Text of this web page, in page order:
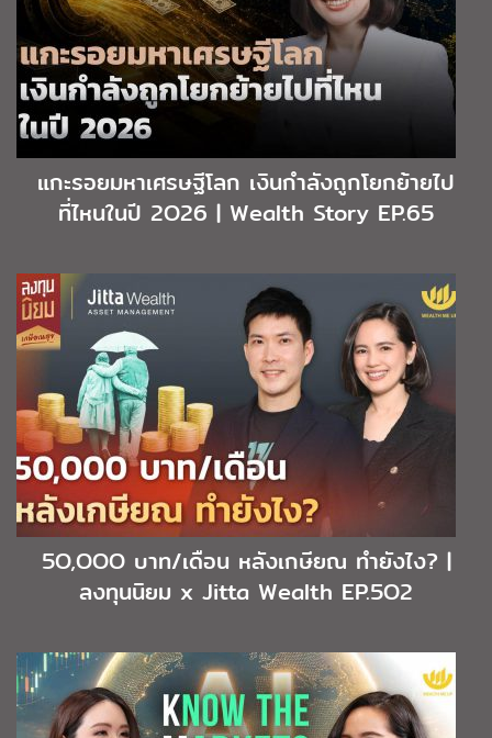
แกะรอยมหาเศรษฐีโลก เงินกำลังถูกโยกย้ายไป
ที่ไหนในปี 2O26 | Wealth Story EP.65
5O,OOO บาท/เดือน หลังเกษียณ ทำยังไง? |
ลงทุนนิยม x Jitta Wealth EP.5O2